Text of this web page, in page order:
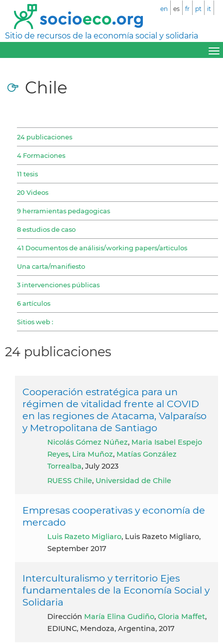
Sitio de recursos de la economía social y solidaria
en es fr pt it
Chile
24 publicaciones
4 Formaciones
11 tesis
20 Videos
9 herramientas pedagogicas
8 estudios de caso
41 Documentos de análisis/working papers/articulos
Una carta/manifiesto
3 intervenciones públicas
6 artículos
Sitios web :
24 publicaciones
Cooperación estratégica para un
régimen de vitalidad frente al COVID
en las regiones de Atacama, Valparaíso
y Metropolitana de Santiago
Nicolás Gómez Núñez, Maria Isabel Espejo
Reyes, Lira Muñoz, Matías González
Torrealba, July 2023
RUESS Chile, Universidad de Chile
Empresas cooperativas y economía de
mercado
Luis Razeto Migliaro, Luis Razeto Migliaro,
September 2017
Interculturalismo y territorio Ejes
fundamentales de la Economía Social y
Solidaria
dirección María Elina Gudiño, Gloria Maffet,
EDIUNC, Mendoza, Argentina, 2017